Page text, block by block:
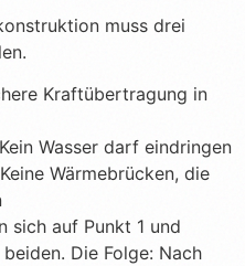
muss drei
Kraftübertragung in
Kein Wasser darf eindringen
Keine Wärmebrücken, die
sich auf Punkt 1 und
Die Folge: Nach